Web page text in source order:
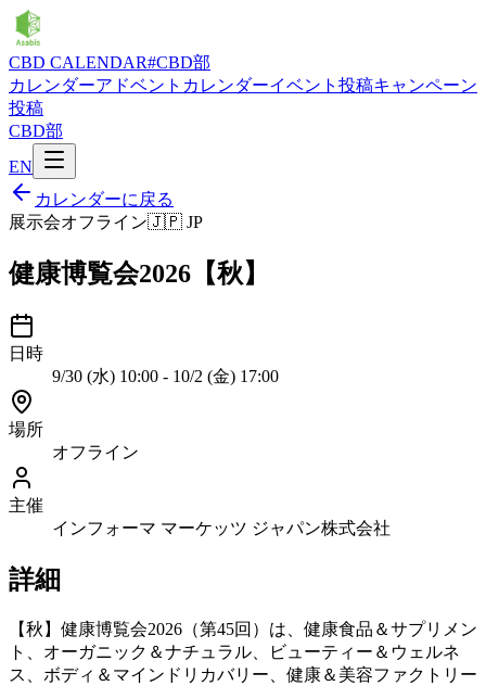
CBD CALENDAR#CBD部
カレンダーアドベントカレンダーイベント投稿キャンペーン
投稿
CBD部
EN
カレンダーに戻る
展示会オフライン🇯🇵 JP
健康博覧会2026【秋】
日時
9/30 (水) 10:00 - 10/2 (金) 17:00
場所
オフライン
主催
インフォーマ マーケッツ ジャパン株式会社
詳細
【秋】健康博覧会2026（第45回）は、健康食品＆サプリメン
ト、オーガニック＆ナチュラル、ビューティー＆ウェルネ
ス、ボディ＆マインドリカバリー、健康＆美容ファクトリー